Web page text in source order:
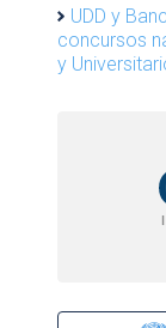
UDD y
concursos
y